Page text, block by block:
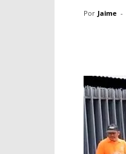
Por Jaime -